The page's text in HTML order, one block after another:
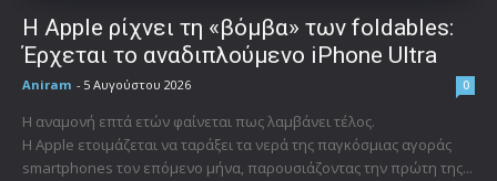
Η Apple ρίχνει τη «βόμβα» των foldables:
Έρχεται το αναδιπλούμενο iPhone Ultra
Aniram - 5 Αυγούστου 2026 0
Η αναμονή επτά ετών φαίνεται πως λαμβάνει τέλος.
Η Apple ετοιμάζεται να ταράξει τα νερά της παγκόσμιας αγοράς
smartphones τον επόμενο μήνα, παρουσιάζοντας την πρώτη της...